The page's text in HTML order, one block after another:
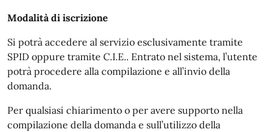
Modalità di iscrizione
Si potrà accedere al servizio esclusivamente tramite
SPID oppure tramite C.I.E.. Entrato nel sistema, l’utente
potrà procedere alla compilazione e all’invio della
domanda.
Per qualsiasi chiarimento o per avere supporto nella
compilazione della domanda e sull’utilizzo della